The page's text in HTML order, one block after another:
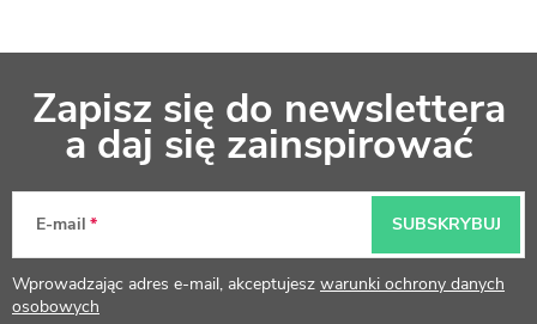
k
a
Zapisz się do newslettera
a daj się zainspirować
E-mail
Wprowadzając adres e-mail, akceptujesz warunki ochrony danych
osobowych
SUBSKRYBUJ